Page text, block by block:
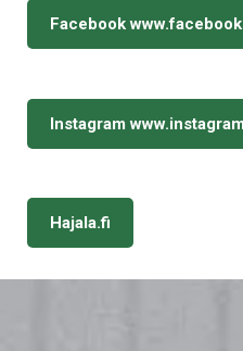
Facebook
Instagram
Hajala.fi